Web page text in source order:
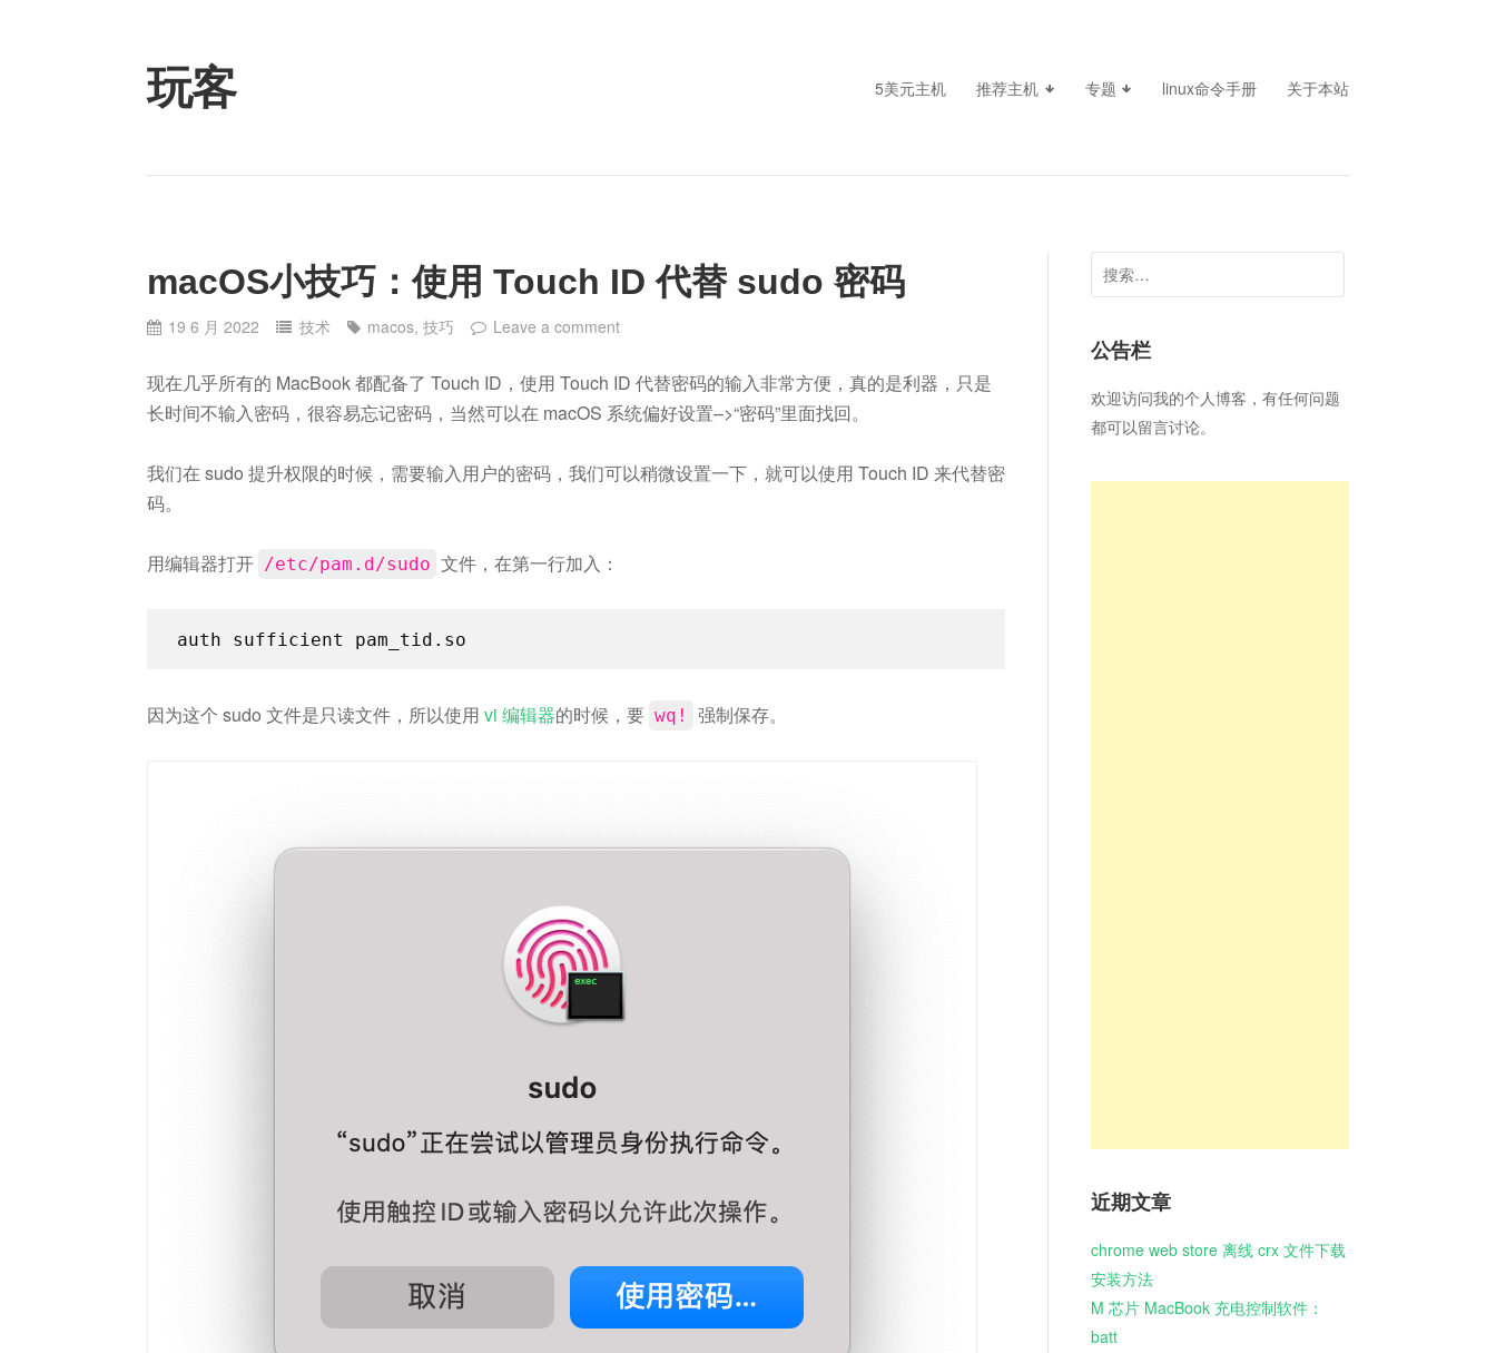
content
玩客 5美元主机 推荐主机 专题 linux命令手册 关于本站
macOS小技巧：使用 Touch ID 代替 sudo 密码
19 6 月 2022 技术 macos,技巧 Leave a comment
现在几乎所有的 MacBook 都配备了 Touch ID，使用 Touch ID 代替密码的输入非常方便，真的是利器，只是
长时间不输入密码，很容易忘记密码，当然可以在 macOS 系统偏好设置–>“密码”里面找回。
我们在 sudo 提升权限的时候，需要输入用户的密码，我们可以稍微设置一下，就可以使用 Touch ID 来代替密
码。
用编辑器打开 /etc/pam.d/sudo 文件，在第一行加入：
auth sufficient pam_tid.so
因为这个 sudo 文件是只读文件，所以使用 vi 编辑器的时候，要 wq! 强制保存。
索：
公告栏
欢迎访问我的个人博客，有任何问题
都可以留言讨论。
近期文章
chrome web store 离线 crx 文件下载
安装方法
M 芯片 MacBook 充电控制软件：
batt